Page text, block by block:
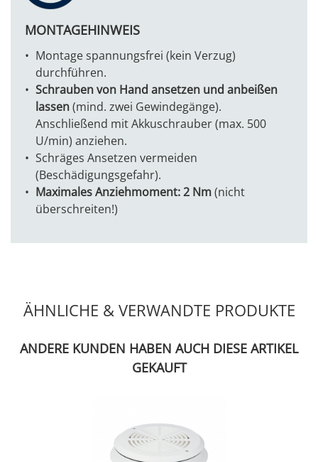
MONTAGEHINWEIS
Montage spannungsfrei (kein Verzug)
durchführen.
Schrauben von Hand ansetzen und anbeißen
lassen(mind. zwei Gewindegänge).
Anschließend mit Akkuschrauber (max. 500
U/min) anziehen.
Schräges Ansetzen vermeiden
(Beschädigungsgefahr).
Maximales Anziehmoment: 2 Nm(nicht
überschreiten!)
ÄHNLICHE & VERWANDTE PRODUKTE
ANDERE KUNDEN HABEN AUCH DIESE ARTIKEL
GEKAUFT